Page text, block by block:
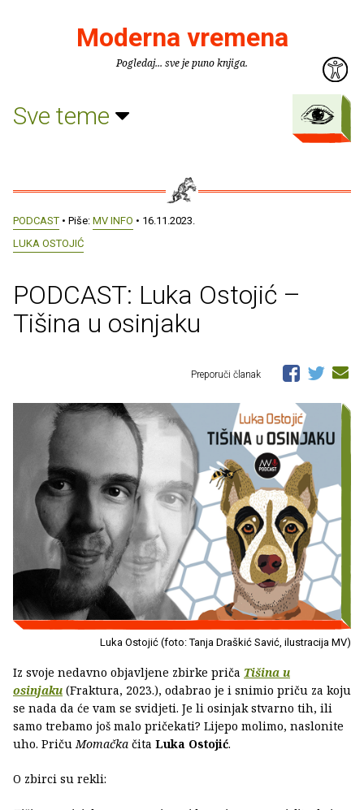
Moderna vremena
Pogledaj... sve je puno knjiga.
Sve teme
PODCAST • Piše: MV INFO • 16.11.2023.
LUKA OSTOJIĆ
PODCAST: Luka Ostojić –
Tišina u osinjaku
Preporuči članak
Luka Ostojić (foto: Tanja Draškić Savić, ilustracija MV)
Iz svoje nedavno objavljene zbirke priča Tišina u
osinjaku (Fraktura, 2023.), odabrao je i snimio priču za koju
se nada da će vam se svidjeti. Je li osinjak stvarno tih, ili
samo trebamo još malo pričekati? Lijepo molimo, naslonite
uho. PričuMomačka čita Luka Ostojić.
O zbirci su rekli: